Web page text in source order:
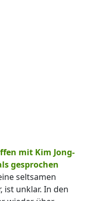
mit Kim Jong-
gesprochen
seltsamen
ist unklar. In den